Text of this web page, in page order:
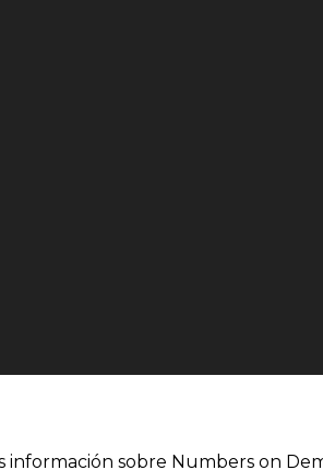
información sobre Numbers on